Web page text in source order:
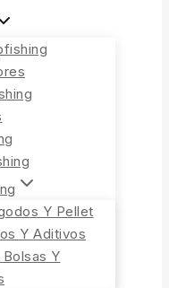
Y Pellet
Y Aditivos
Bolsas Y